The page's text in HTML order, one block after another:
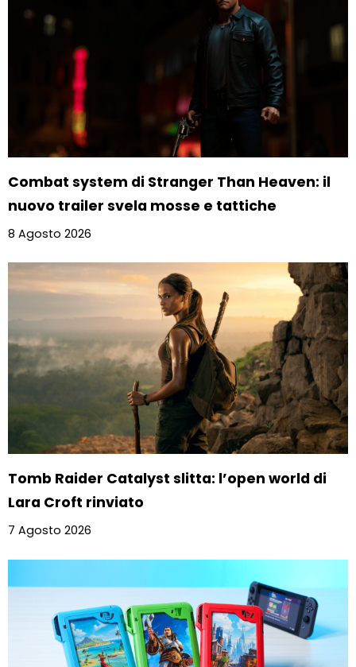
Combat system di Stranger Than Heaven: il
nuovo trailer svela mosse e tattiche
8 Agosto 2026
Tomb Raider Catalyst slitta: l’open world di
Lara Croft rinviato
7 Agosto 2026